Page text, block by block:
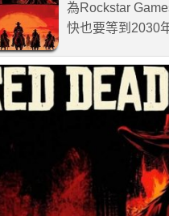
為Rockstar
快也要等到2030